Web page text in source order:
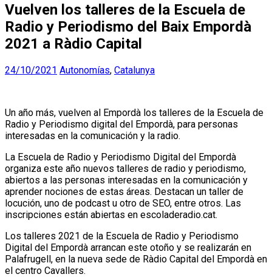
Vuelven los talleres de la Escuela de
Radio y Periodismo del Baix Empordà
2021 a Ràdio Capital
24/10/2021 Autonomías, Catalunya
Un año más, vuelven al Empordà los talleres de la Escuela de
Radio y Periodismo digital del Empordà, para personas
interesadas en la comunicación y la radio.
La Escuela de Radio y Periodismo Digital del Empordà
organiza este año nuevos talleres de radio y periodismo,
abiertos a las personas interesadas en la comunicación y
aprender nociones de estas áreas. Destacan un taller de
locución, uno de podcast u otro de SEO, entre otros. Las
inscripciones están abiertas en escoladeradio.cat.
Los talleres 2021 de la Escuela de Radio y Periodismo
Digital del Empordà arrancan este otoño y se realizarán en
Palafrugell, en la nueva sede de Ràdio Capital del Empordà en
el centro Cavallers.